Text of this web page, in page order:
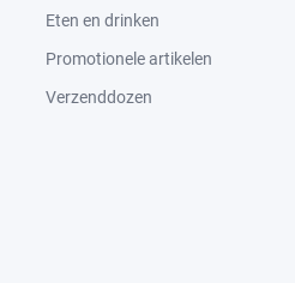
Eten en drinken
Promotionele artikelen
Verzenddozen